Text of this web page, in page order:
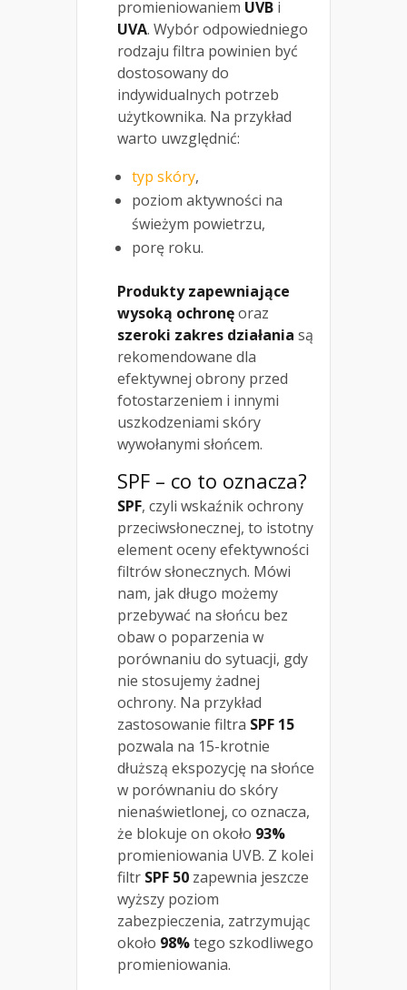
promieniowaniem UVB i
UVA. Wybór odpowiedniego
rodzaju filtra powinien być
dostosowany do
indywidualnych potrzeb
użytkownika. Na przykład
warto uwzględnić:
typ skóry,
poziom aktywności na
świeżym powietrzu,
porę roku.
Produkty zapewniające
wysoką ochronęoraz
szeroki zakres działania są
rekomendowane dla
efektywnej obrony przed
fotostarzeniem i innymi
uszkodzeniami skóry
wywołanymi słońcem.
SPF – co to oznacza?
SPF, czyli wskaźnik ochrony
przeciwsłonecznej, to istotny
element oceny efektywności
filtrów słonecznych. Mówi
nam, jak długo możemy
przebywać na słońcu bez
obaw o poparzenia w
porównaniu do sytuacji, gdy
nie stosujemy żadnej
ochrony. Na przykład
zastosowanie filtra SPF 15
pozwala na 15-krotnie
dłuższą ekspozycję na słońce
w porównaniu do skóry
nienaświetlonej, co oznacza,
że blokuje on około 93%
promieniowania UVB. Z kolei
filtr SPF 50 zapewnia jeszcze
wyższy poziom
zabezpieczenia, zatrzymując
około 98%tego szkodliwego
promieniowania.